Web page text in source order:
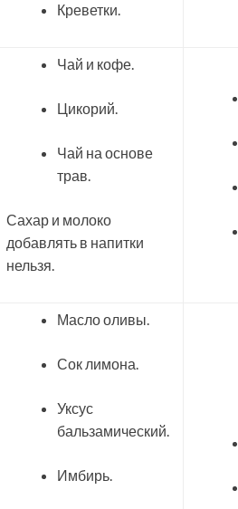
Креветки.
Чай и кофе.
Цикорий.
Чай на основе
трав.
Сахар и молоко
добавлять в напитки
нельзя.
Масло оливы.
Сок лимона.
Уксус
бальзамический.
Имбирь.